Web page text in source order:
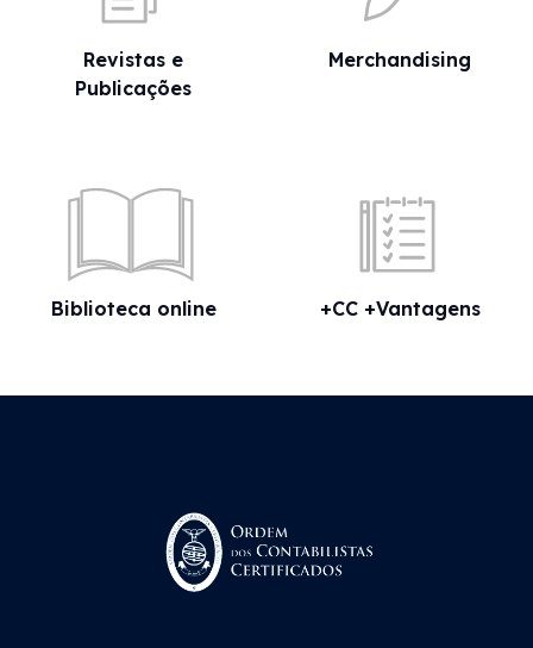
Revistas e
Publicações
Merchandising
Biblioteca online +CC +Vantagens